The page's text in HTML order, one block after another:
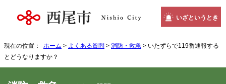
いざというとき
現在の位置： ホーム > よくある質問 > 消防・救急 > いたずらで119番通報する
とどうなりますか？